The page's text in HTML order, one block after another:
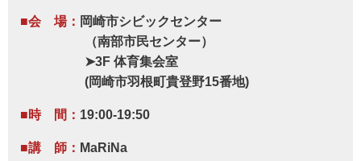
■会 場： 岡崎市シビックセンター
（南部市民センター）
➤3F 体育集会室
(岡崎市羽根町貴登野15番地)
■時 間： 19:00-19:50
■講 師： MaRiNa